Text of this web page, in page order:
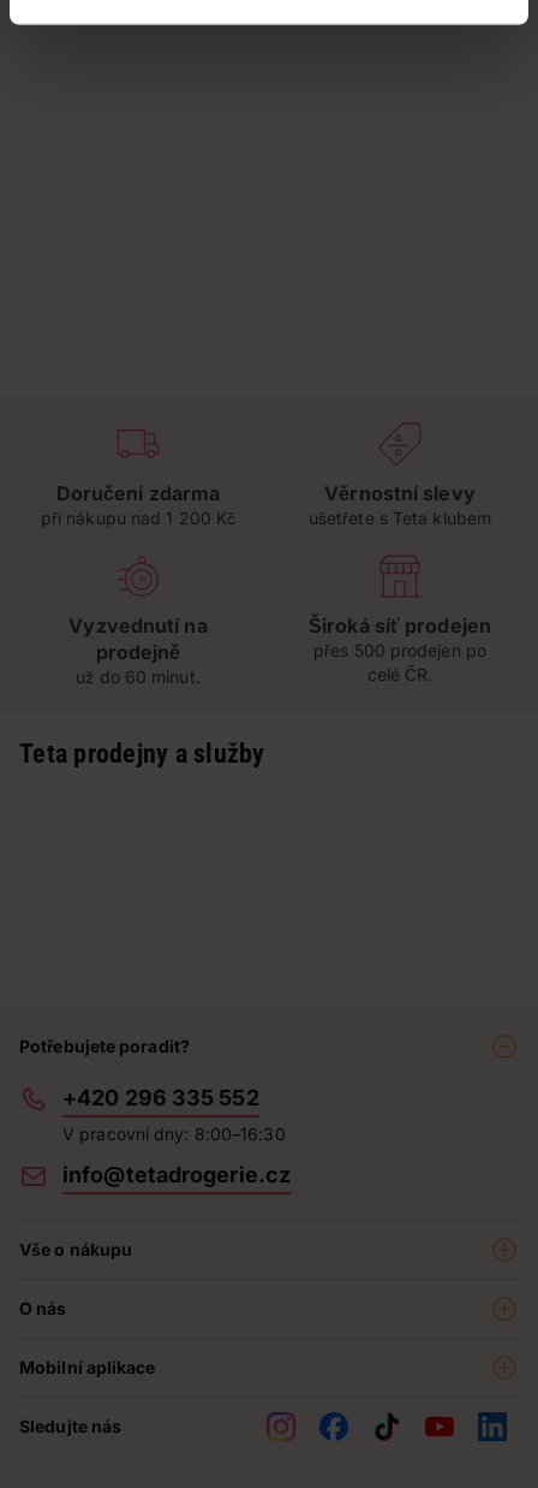
Doručení zdarma
při nákupu nad 1 200 Kč
Věrnostní slevy
ušetřete s Teta klubem
Vyzvednutí na
prodejně
už do 60 minut.
Široká síť prodejen
přes 500 prodejen po
celé ČR.
Teta prodejny a služby
Potřebujete poradit?
+420 296 335 552
V pracovní dny: 8:00–16:30
info@tetadrogerie.cz
Vše o nákupu
Prodejny
Obchodní podmínky
O nás
Teta pomáhá
Mobilní aplikace
Sledujte nás